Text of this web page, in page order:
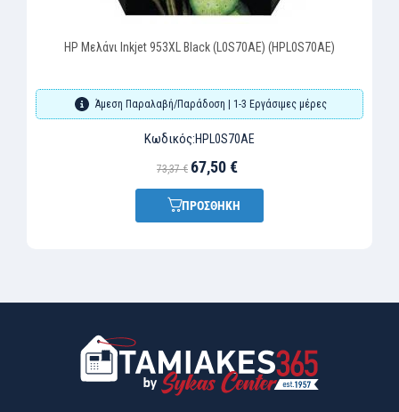
HP Μελάνι Inkjet 953XL Black (L0S70AE) (HPL0S70AE)
Άμεση Παραλαβή/Παράδοση | 1-3 Εργάσιμες μέρες
Κωδικός:HPL0S70AE
73,37 € 67,50 €
ΠΡΟΣΘΗΚΗ